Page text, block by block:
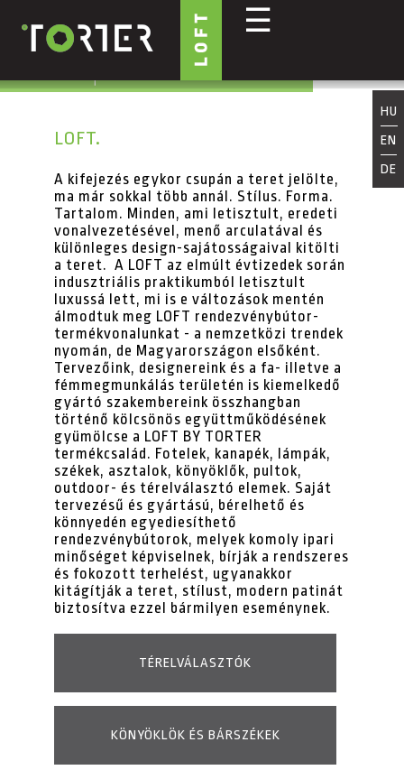
Ugrás a tartalomra ☰
HU
EN
DE
LOFT.
A kifejezés egykor csupán a teret jelölte,
ma már sokkal több annál. Stílus. Forma.
Tartalom. Minden, ami letisztult, eredeti
vonalvezetésével, menő arculatával és
különleges design-sajátosságaival kitölti
a teret. A LOFT az elmúlt évtizedek során
indusztriális praktikumból letisztult
luxussá lett, mi is e változások mentén
álmodtuk meg LOFT rendezvénybútor-
termékvonalunkat - a nemzetközi trendek
nyomán, de Magyarországon elsőként.
Tervezőink, designereink és a fa- illetve a
fémmegmunkálás területén is kiemelkedő
gyártó szakembereink összhangban
történő kölcsönös együttműködésének
gyümölcse a LOFT BY TORTER
termékcsalád. Fotelek, kanapék, lámpák,
székek, asztalok, könyöklők, pultok,
outdoor- és térelválasztó elemek. Saját
tervezésű és gyártású, bérelhető és
könnyedén egyediesíthető
rendezvénybútorok, melyek komoly ipari
minőséget képviselnek, bírják a rendszeres
és fokozott terhelést, ugyanakkor
kitágítják a teret, stílust, modern patinát
biztosítva ezzel bármilyen eseménynek.
TÉRELVÁLASZTÓK
KÖNYÖKLÖK ÉS BÁRSZÉKEK